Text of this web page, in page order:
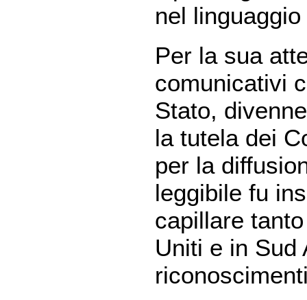
nel
Per la sua
comunicativi
Stato,
la tutela dei
per la
leggibile fu
capillare
Uniti e in Sud